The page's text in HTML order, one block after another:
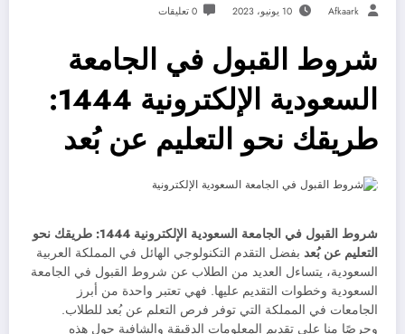
Afkaark 10 يونيو، 2023 0 تعليقات
شروط القبول في الجامعة
السعودية الإلكترونية 1444:
طريقك نحو التعليم عن بُعد
شروط القبول في الجامعة السعودية الإلكترونية 1444: طريقك نحو
التعليم عن بُعد بفضل التقدم التكنولوجي الهائل في المملكة العربية
السعودية، يتساءل العديد من الطلاب عن شروط القبول في الجامعة
السعودية وخطوات التقديم عليها. فهي تعتبر واحدة من أبرز
الجامعات في المملكة التي توفر فرص التعلم عن بُعد للطلاب.
وحرصًا منا على تقديم المعلومات الدقيقة والشافية حول هذه